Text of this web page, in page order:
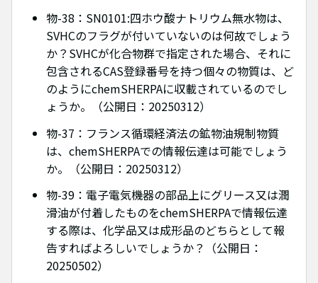
物-38：SN0101:四ホウ酸ナトリウム無水物は、
SVHCのフラグが付いていないのは何故でしょう
か？SVHCが化合物群で指定された場合、それに
包含されるCAS登録番号を持つ個々の物質は、ど
のようにchemSHERPAに収載されているのでし
ょうか。（公開日：20250312）
物-37：フランス循環経済法の鉱物油規制物質
は、chemSHERPAでの情報伝達は可能でしょう
か。（公開日：20250312）
物-39：電子電気機器の部品上にグリース又は潤
滑油が付着したものをchemSHERPAで情報伝達
する際は、化学品又は成形品のどちらとして報
告すればよろしいでしょうか？（公開日：
20250502）